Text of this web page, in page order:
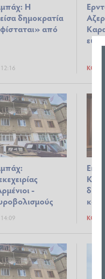
Η
δημοκρατία
από
-